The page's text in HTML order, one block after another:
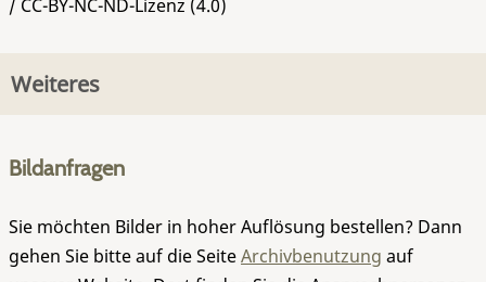
/ CC-BY-NC-ND-Lizenz (4.0)
Weiteres
Bildanfragen
Sie möchten Bilder in hoher Auflösung bestellen? Dann
gehen Sie bitte auf die SeiteArchivbenutzung auf